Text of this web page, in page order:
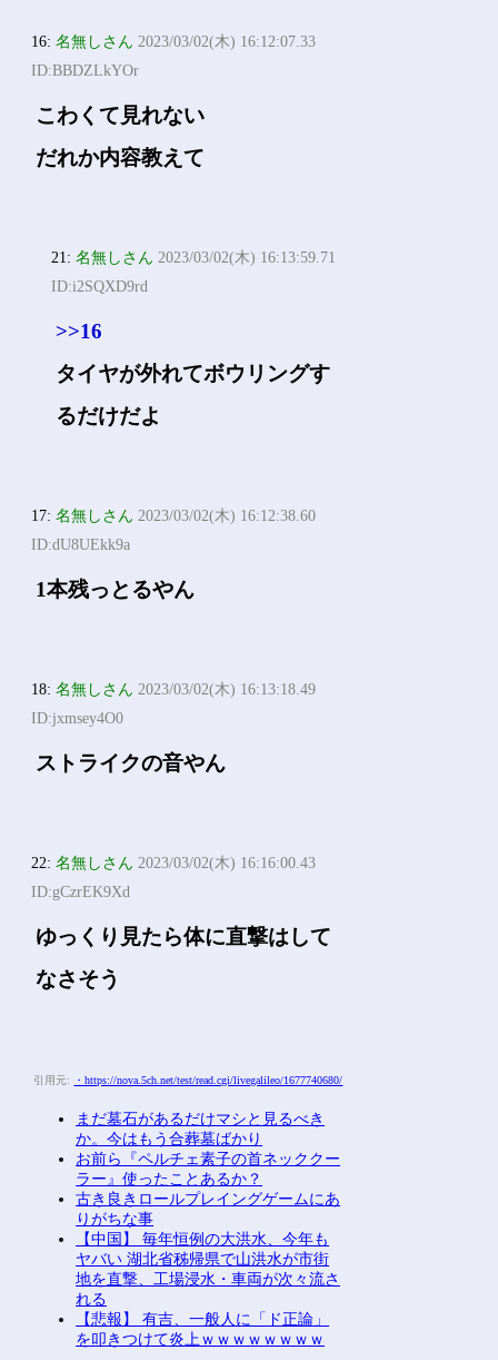
16:名無しさん 2023/03/02(木) 16:12:07.33
ID:BBDZLkYOr
こわくて見れない
だれか内容教えて
21:名無しさん 2023/03/02(木) 16:13:59.71
ID:i2SQXD9rd
>>16
タイヤが外れてボウリングす
るだけだよ
17:名無しさん 2023/03/02(木) 16:12:38.60
ID:dU8UEkk9a
1本残っとるやん
18:名無しさん 2023/03/02(木) 16:13:18.49
ID:jxmsey4O0
ストライクの音やん
22:名無しさん 2023/03/02(木) 16:16:00.43
ID:gCzrEK9Xd
ゆっくり見たら体に直撃はして
なさそう
引用元: ・https://nova.5ch.net/test/read.cgi/livegalileo/1677740680/
まだ墓石があるだけマシと見るべき
か。今はもう合葬墓ばかり
お前ら『ペルチェ素子の首ネッククー
ラー』使ったことあるか？
古き良きロールプレイングゲームにあ
りがちな事
【中国】 毎年恒例の大洪水、今年も
ヤバい 湖北省秭帰県で山洪水が市街
地を直撃、工場浸水・車両が次々流さ
れる
【悲報】 有吉、一般人に「ド正論」
を叩きつけて炎上ｗｗｗｗｗｗｗｗ